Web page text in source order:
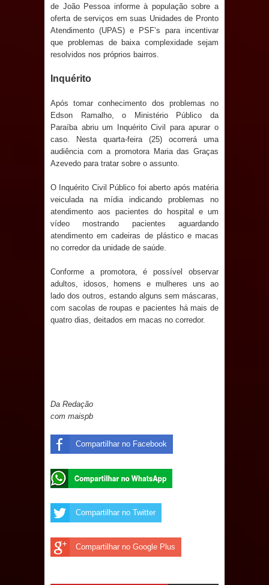
lamenta a morte da ex-vereadora
Neta do Sindicato
Acolhida e CRAS de Sapé
Denise Ribeiro toma posse no
Diretório Nacional do PDT durante
Dois Gigantes da Poesia Paraibana
inspiram a IV FEIRA LITERÁRIA DO
BREJO em Guarabira
Vereador Davyd Matias reúne cerca
de 200 lideranças em apoio à pré-
evento de saúde pública do planeta
com foco na qualificação dos
serviços do SUS
Perseguição na Gestão de Daniella
Ribeiro e prática repudiável revolta
de João Pessoa informe à população sobre a
oferta de serviços em suas Unidades de Pronto
Atendimento (UPAS) e PSF’s para incentivar
que problemas de baixa complexidade sejam
resolvidos nos próprios bairros.
Inquérito
Após tomar conhecimento dos problemas no
Edson Ramalho, o Ministério Público da
Paraíba abriu um Inquérito Civil para apurar o
caso. Nesta quarta-feira (25) ocorrerá uma
audiência com a promotora Maria das Graças
Azevedo para tratar sobre o assunto.
O Inquérito Civil Público foi aberto após matéria
veiculada na mídia indicando problemas no
atendimento aos pacientes do hospital e um
vídeo mostrando pacientes aguardando
atendimento em cadeiras de plástico e macas
no corredor da unidade de saúde.
Conforme a promotora, é possível observar
adultos, idosos, homens e mulheres uns ao
lado dos outros, estando alguns sem máscaras,
com sacolas de roupas e pacientes há mais de
quatro dias, deitados em macas no corredor.
Da Redação
com maispb
Compartilhar no Facebook
Compartilhar no Twitter
Compartilhar no Google Plus